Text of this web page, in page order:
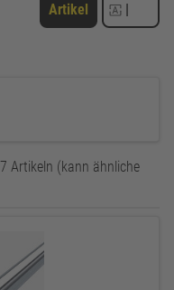
Artikel |
Artikeln (kann ähnliche